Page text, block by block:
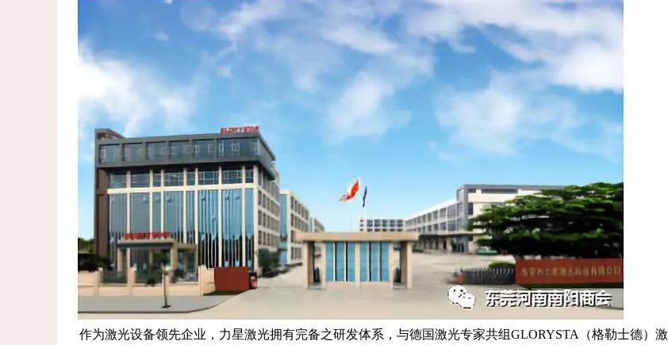
作为激光设备领先企业，力星激光拥有完备之研发体系，与德国激光专家共组GLORYSTA（格勒士德）激